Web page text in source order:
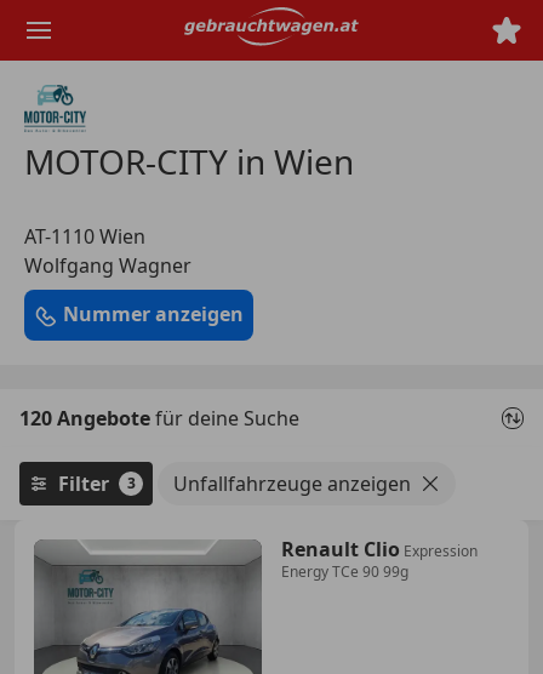
Hauptinhalt
MOTOR-CITY in Wien
AT-1110 Wien
Wolfgang Wagner
Nummer anzeigen
120 Angebotefür deine Suche
Filter 3 Unfallfahrzeuge anzeigen
Renault Clio Expression
Energy TCe 90 99g